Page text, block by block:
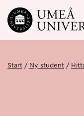
Hoppa direkt till
Start Ny student